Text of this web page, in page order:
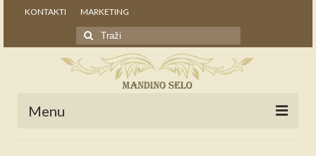
KONTAKTI MARKETING
Search
for:
Menu